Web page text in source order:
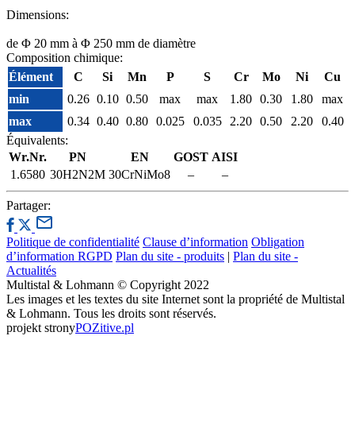
Dimensions:
de Φ 20 mm à Φ 250 mm de diamètre
Composition chimique:
Élément
C Si Mn P S Cr Mo Ni
Cu
min
0.26 0.10 0.50 max max 1.80 0.30 1.80
max
max
0.34 0.40 0.80 0.025 0.035 2.20 0.50 2.20
0.40
Équivalents:
Wr.Nr.
PN EN GOST AISI
1.6580 30H2N2M 30CrNiMo8 – –
Partager:
Politique de confidentialité Clause d’information Obligation
d’information RGPD Plan du site - produits | Plan du site -
Actualités
Multistal & Lohmann © Copyright 2022
Les images et les textes du site Internet sont la propriété de Multistal
& Lohmann. Tous les droits sont réservés.
projekt stronyPOZitive.pl